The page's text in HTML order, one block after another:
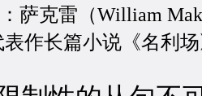
萨克雷（William
作长篇小说《名利